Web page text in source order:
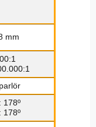
mm
178º
178º